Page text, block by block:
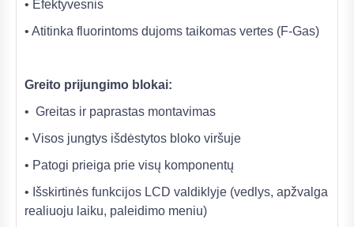
• Efektyvesnis
• Atitinka fluorintoms dujoms taikomas vertes (F-Gas)
Greito prijungimo blokai:
• Greitas ir paprastas montavimas
• Visos jungtys išdėstytos bloko viršuje
• Patogi prieiga prie visų komponentų
• Išskirtinės funkcijos LCD valdiklyje (vedlys, apžvalga
realiuoju laiku, paleidimo meniu)